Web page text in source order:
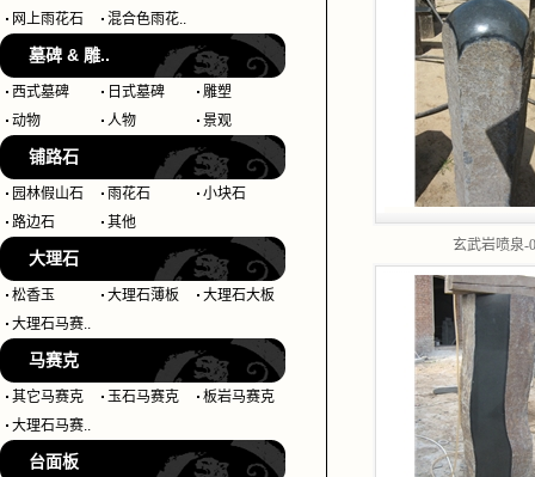
网上雨花石
混合色雨花..
墓碑 & 雕..
西式墓碑 日式墓碑
雕塑
动物
人物 景观
铺路石
园林假山石 雨花石
小块石
路边石
其他
大理石
松香玉 大理石薄板
大理石大板
大理石马赛..
马赛克
其它马赛克 玉石马赛克
板岩马赛克
大理石马赛..
台面板
玄武岩喷泉-